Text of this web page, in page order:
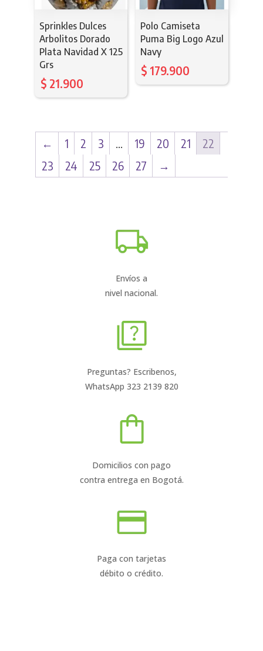
Sprinkles Dulces
Arbolitos Dorado
Plata Navidad X 125
Grs
$ 21.900
Polo Camiseta
Puma Big Logo Azul
Navy
$ 179.900
← 1 2 3 … 19 20 21
22
23
24 25 26 27 →
Envíos a
nivel nacional.
Preguntas? Escribenos,
WhatsApp 323 2139 820
Domicilios con pago
contra entrega en Bogotá.
Paga con tarjetas
débito o crédito.